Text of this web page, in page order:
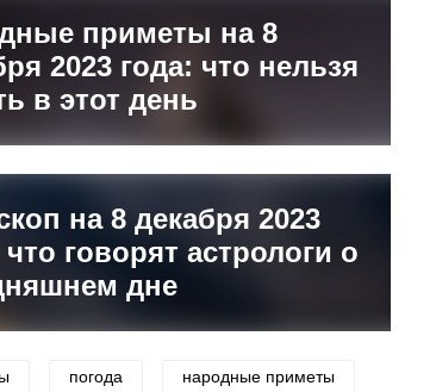
приметы на 8
2023 года: что нельзя
в этот день
на 8 декабря 2023
что говорят астрологи о
дне
погода народные приметы